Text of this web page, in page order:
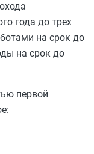
года до трех
на срок до
на срок до
первой